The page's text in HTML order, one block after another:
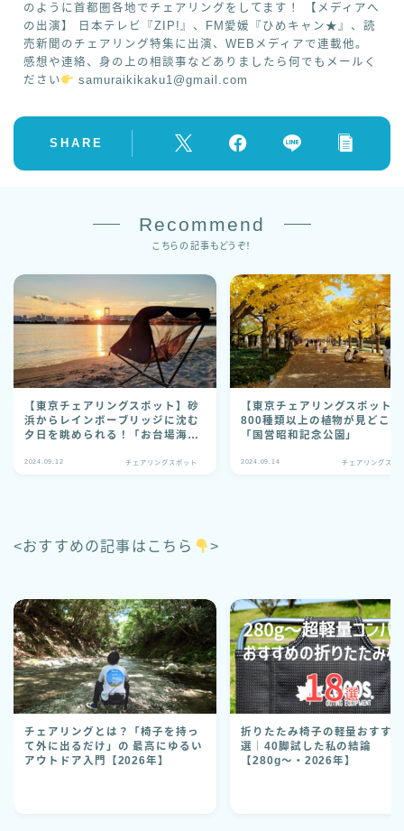
のように首都圏各地でチェアリングをしてます！ 【メディアへ
の出演】 日本テレビ『ZIP!』、FM愛媛『ひめキャン★』、読
売新聞のチェアリング特集に出演、WEBメディアで連載他。
感想や連絡、身の上の相談事などありましたら何でもメールく
ださい
samuraikikaku1@gmail.com
SHARE
Recommend
こちらの記事もどうぞ！
【東京チェアリングスポット】砂
浜からレインボーブリッジに沈む
夕日を眺められる！「お台場海浜
2024.09.12 チェアリングスポット
【東京チェアリングスポット】
800種類以上の植物が見どころ
「国営昭和記念公園」
2024.09.14 チェアリングスポ
<おすすめの記事はこちら >
チェアリングとは？「椅子を持っ
て外に出るだけ」の 最高にゆるい
アウトドア入門【2026年】
折りたたみ椅子の軽量おすす
選｜40脚試した私の結論
【280g〜・2026年】